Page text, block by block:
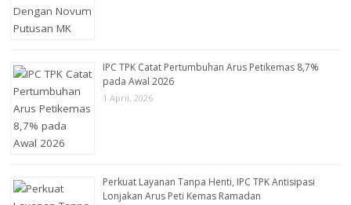
IPC TPK Catat Pertumbuhan Arus Petikemas 8,7%
pada Awal 2026
1 April, 2026
Perkuat Layanan Tanpa Henti, IPC TPK Antisipasi
Lonjakan Arus Peti Kemas Ramadan